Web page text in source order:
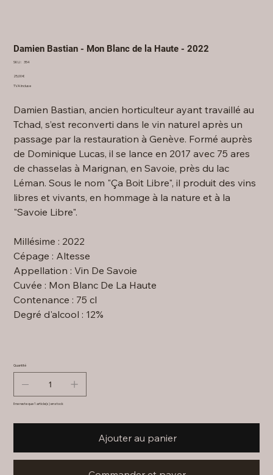
Damien Bastian - Mon Blanc de la Haute - 2022
SKU : SKU
354
Prix
25,00 €
TVA Incluse
Damien Bastian, ancien horticulteur ayant travaillé au
Tchad, s’est reconverti dans le vin naturel après un
passage par la restauration à Genève. Formé auprès
de Dominique Lucas, il se lance en 2017 avec 75 ares
de chasselas à Marignan, en Savoie, près du lac
Léman. Sous le nom "Ça Boit Libre", il produit des vins
libres et vivants, en hommage à la nature et à la
"Savoie Libre".
Millésime : 2022
Cépage : Altesse
Appellation : Vin De Savoie
Cuvée : Mon Blanc De La Haute
Contenance : 75 cl
Degré d'alcool : 12%
Quantité
Il ne reste que 1 article(s) en stock
Ajouter au panier